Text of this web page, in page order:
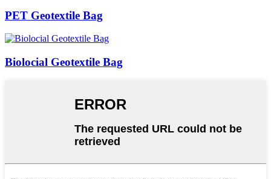
PET Geotextile Bag
Biolocial Geotextile Bag